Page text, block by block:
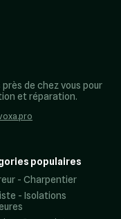
de chez vous pour
et réparation.
populaires
- Charpentier
- Isolations